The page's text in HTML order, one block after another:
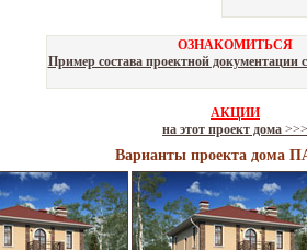
ОЗНАКОМИТЬСЯ
Пример состава проектной документации
АКЦИИ
на этот проект дома >>>
Варианты проекта дома